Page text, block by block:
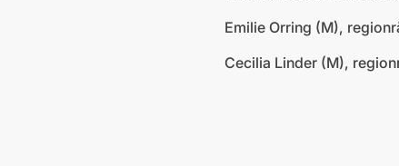
Emilie Orring (M),
Cecilia Linder (M),